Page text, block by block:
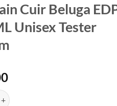
Cuir Beluga
Unisex Tester
Beluga EDP 100 ML Unisex Tester